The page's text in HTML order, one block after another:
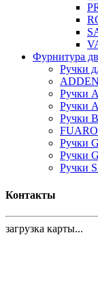
Фурнитура
Ручки
Ручки
Ручки
Ручки
FUARO
Ручки
Ручки
Ручки
Контакты
загрузка карты...